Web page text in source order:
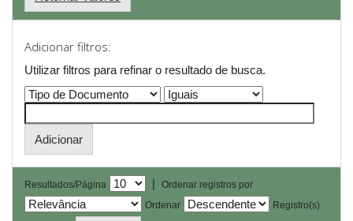
Adicionar filtros:
Utilizar filtros para refinar o resultado de busca.
Resultados/Página |
Ordenar registros por
Ordenar
Registro(s)